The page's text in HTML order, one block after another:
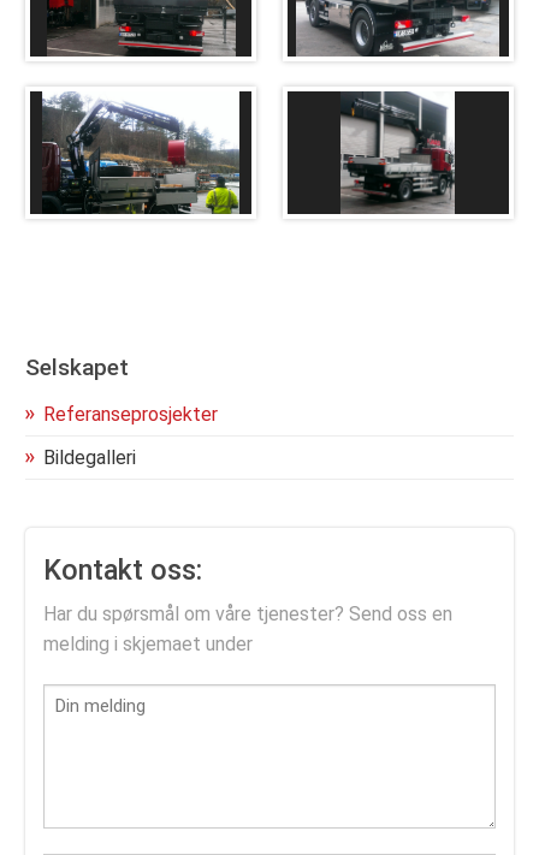
Selskapet
Referanseprosjekter
Bildegalleri
Kontakt oss:
Har du spørsmål om våre tjenester? Send oss en
melding i skjemaet under